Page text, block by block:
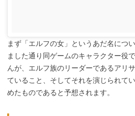
まず「エルフの女」というあだ名につ
ました通り同ゲームのキャラクター役
んが、エルフ族のリーダーであるアリ
ていること、そしてそれを演じられて
めたものであると予想されます。